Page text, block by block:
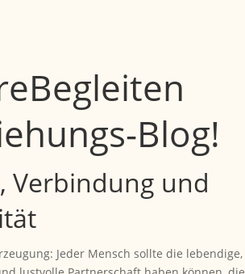
Blog!
Verbindung und
Jeder Mensch sollte die lebendige,